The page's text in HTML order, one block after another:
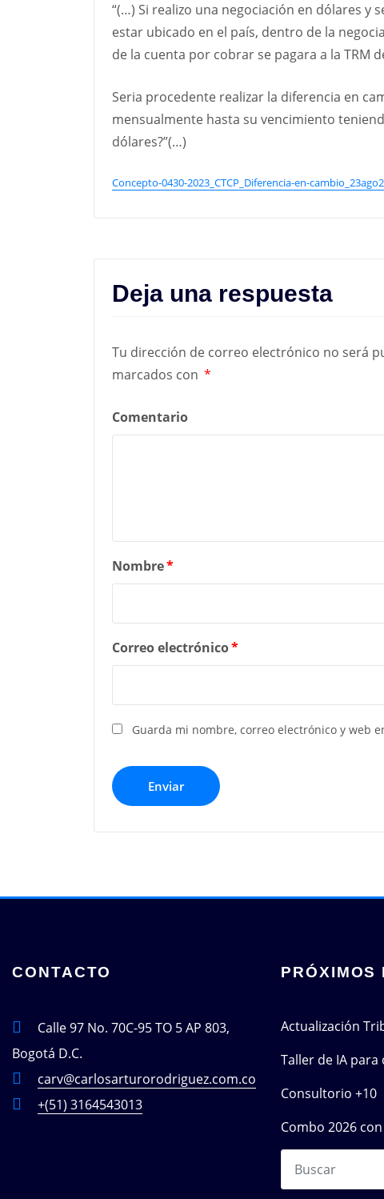
“(…) Si realizo una negociación en dólares y
estar ubicado en el país, dentro de la
de la cuenta por cobrar se pagara a la TRM
Seria procedente realizar la diferencia en
mensualmente hasta su vencimiento
dólares?”(…)
Concepto-0430-2023_CTCP_Diferencia-en-
Deja una respuesta
Tu dirección de correo electrónico no será
marcados con *
Comentario
Nombre*
Correo electrónico*
Guarda mi nombre, correo electrónico y web
CONTACTO
Calle 97 No. 70C-95 TO 5 AP 803,
Bogotá D.C.
carv@carlosarturorodriguez.com.co
+(51) 3164543013
PRÓXIMOS
Actualización
Taller de IA
Consultorio +10
Combo 2026